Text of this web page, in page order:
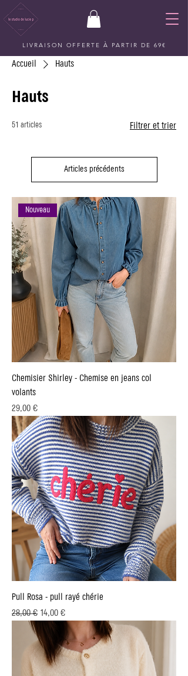
LIVRAISON OFFERTE À PARTIR DE 69€
Accueil Hauts
Hauts
51 articles Filtrer et trier
Articles précédents
Nouveau
Chemisier Shirley - Chemise en jeans col
volants
Prix
29,00 €
Pull Rosa - pull rayé chérie
Prix original
28,00 € Prix promotionnel
14,00 €